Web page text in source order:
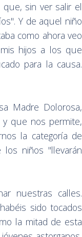
sin ver salir el
Y de aquel niño
como ahora veo
hijos a los que
para la causa.
Madre Dolorosa,
que nos permite,
la categoría de
niños "llevarán
nuestras calles.
sido tocados
la mitad de esta